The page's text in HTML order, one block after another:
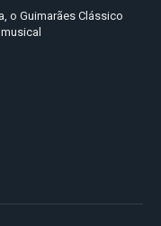
o Guimarães Clássico